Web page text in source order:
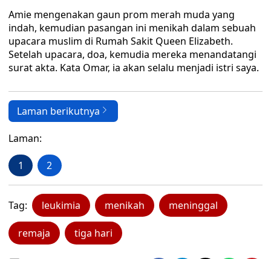
Amie mengenakan gaun prom merah muda yang
indah, kemudian pasangan ini menikah dalam sebuah
upacara muslim di Rumah Sakit Queen Elizabeth.
Setelah upacara, doa, kemudia mereka menandatangi
surat akta. Kata Omar, ia akan selalu menjadi istri saya.
Laman berikutnya
Laman:
1 2
Tag: leukimia menikah meninggal
remaja tiga hari